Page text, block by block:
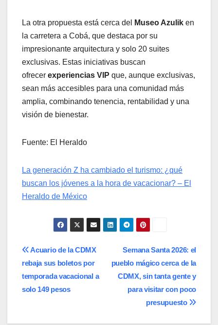
La otra propuesta está cerca del Museo Azulik en
la carretera a Cobá, que destaca por su
impresionante arquitectura y solo 20 suites
exclusivas. Estas iniciativas buscan
ofrecer experiencias VIP que, aunque exclusivas,
sean más accesibles para una comunidad más
amplia, combinando tenencia, rentabilidad y una
visión de bienestar.
Fuente: El Heraldo
La generación Z ha cambiado el turismo: ¿qué
buscan los jóvenes a la hora de vacacionar? – El
Heraldo de México
Navegación
de
entradas
Semana Santa 2026: el
pueblo mágico cerca de la
CDMX, sin tanta gente y
para visitar con poco
presupuesto
Acuario de la CDMX
rebaja sus boletos por
temporada vacacional a
solo 149 pesos